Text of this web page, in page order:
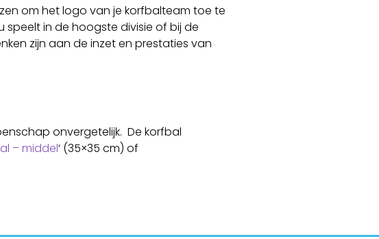
om het logo van je korfbalteam toe te
in de hoogste divisie of bij de
zijn aan de inzet en prestaties van
onvergetelijk. De korfbal
– middel‘ (35×35 cm) of